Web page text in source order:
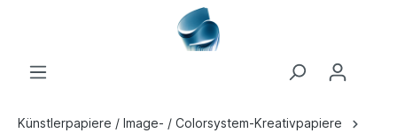
Künstlerpapiere / Image- / Colorsystem-Kreativpapiere